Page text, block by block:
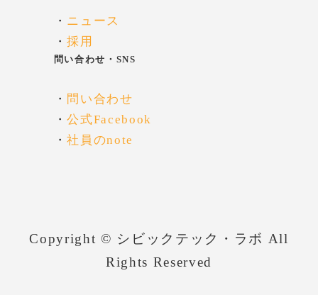
・ ニュース
・採用
問い合わせ・SNS
・ 問い合わせ
・公式Facebook
・社員のnote
Copyright © シビックテック・ラボ All
Rights Reserved